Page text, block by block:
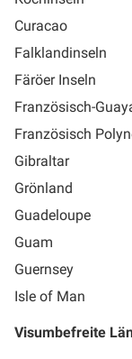
Curacao
Falklandinseln
Färöer Inseln
Französisch-
Französisch
Gibraltar
Grönland
Guadeloupe
Guam
Guernsey
Isle of Man
Visumbefreite